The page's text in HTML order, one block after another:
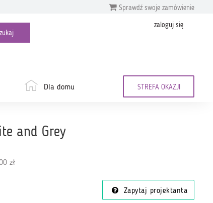
Sprawdź swoje zamówienie
zaloguj się
Dla domu STREFA OKAZJI
and Grey
zł
Zapytaj projektanta